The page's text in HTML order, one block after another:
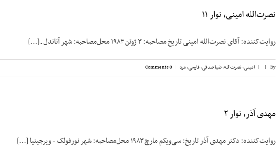
نصرت‌الله امینی، نوار ۱۱
روایت‌کننده: آقای نصرت‌الله امینی تاریخ مصاحبه: ۳ ژوئن ۱۹۸۳ محل‌مصاحبه: شهر آناندل ـ [...]
By
|
| امینی، نصرت‌الله,ضیا صدقی,فارسی,مرد |
0 Comments
مهدی آذر، نوار ۲
روایت‌کننده: دکتر مهدی آذر تاریخ: سی‌ویکم مارچ ۱۹۸۳ محل‌مصاحبه: شهر نورفولک - ویرجینیا [...]